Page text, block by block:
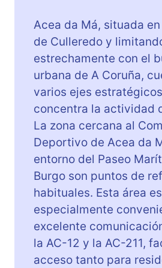
Acea da Má, situada
de Culleredo y
estrechamente con el
urbana de A Coruña,
varios ejes
concentra la actividad
La zona cercana al
Deportivo de Acea da
entorno del Paseo
Burgo son puntos de
habituales. Esta área es
especialmente
excelente
la AC-12 y la AC-211,
acceso tanto para